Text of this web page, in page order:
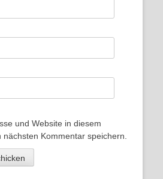
und Website in diesem
Kommentar speichern.